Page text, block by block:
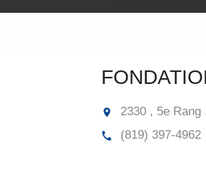
2330 , 5e
(819) 397-4962